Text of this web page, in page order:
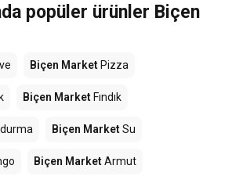
popüler ürünler Biçen
Biçen MarketPizza
Biçen MarketFındık
Biçen MarketSu
Biçen MarketArmut